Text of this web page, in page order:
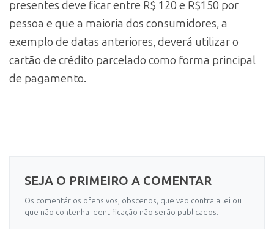
presentes deve ficar entre R$ 120 e R$150 por
pessoa e que a maioria dos consumidores, a
exemplo de datas anteriores, deverá utilizar o
cartão de crédito parcelado como forma principal
de pagamento.
SEJA O PRIMEIRO A COMENTAR
Os comentários ofensivos, obscenos, que vão contra a lei ou
que não contenha identificação não serão publicados.